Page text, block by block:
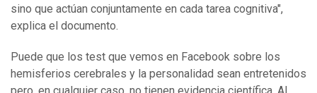
sino que actúan conjuntamente en cada tarea cognitiva",
explica el documento.
Puede que los test que vemos en Facebook sobre los
hemisferios cerebrales y la personalidad sean entretenidos